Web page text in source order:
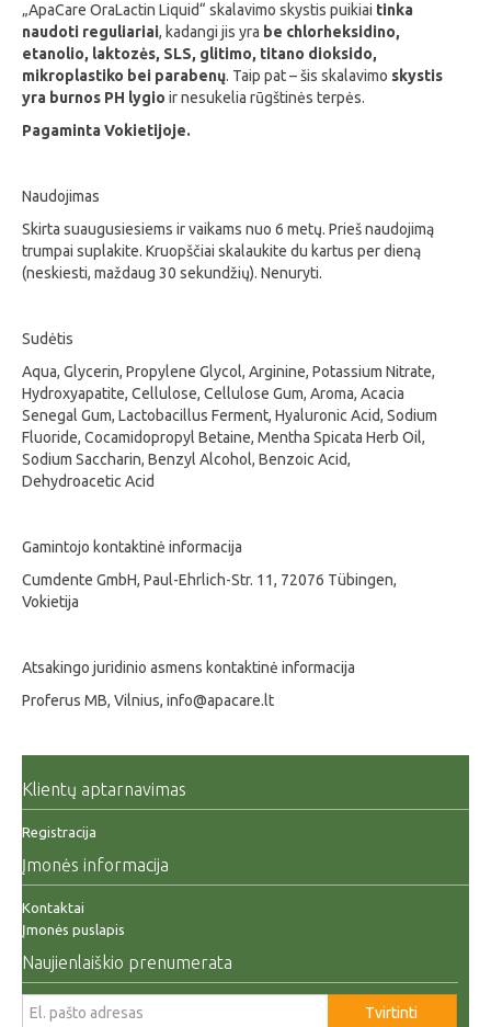
„ApaCare OraLactin Liquid“ skalavimo skystis puikiai tinka
naudoti reguliariai, kadangi jis yra be chlorheksidino,
etanolio, laktozės, SLS, glitimo, titano dioksido,
mikroplastiko bei parabenų. Taip pat – šis skalavimo skystis
yra burnos PH lygio ir nesukelia rūgštinės terpės.
Pagaminta Vokietijoje.
Naudojimas
Skirta suaugusiesiems ir vaikams nuo 6 metų. Prieš naudojimą
trumpai suplakite. Kruopščiai skalaukite du kartus per dieną
(neskiesti, maždaug 30 sekundžių). Nenuryti.
Sudėtis
Aqua, Glycerin, Propylene Glycol, Arginine, Potassium Nitrate,
Hydroxyapatite, Cellulose, Cellulose Gum, Aroma, Acacia
Senegal Gum, Lactobacillus Ferment, Hyaluronic Acid, Sodium
Fluoride, Cocamidopropyl Betaine, Mentha Spicata Herb Oil,
Sodium Saccharin, Benzyl Alcohol, Benzoic Acid,
Dehydroacetic Acid
Gamintojo kontaktinė informacija
Cumdente GmbH, Paul-Ehrlich-Str. 11, 72076 Tübingen,
Vokietija
Atsakingo juridinio asmens kontaktinė informacija
Proferus MB, Vilnius, info@apacare.lt
Klientų aptarnavimas
Registracija
Įmonės informacija
Kontaktai
Įmonės puslapis
Naujienlaiškio prenumerata
Tvirtinti